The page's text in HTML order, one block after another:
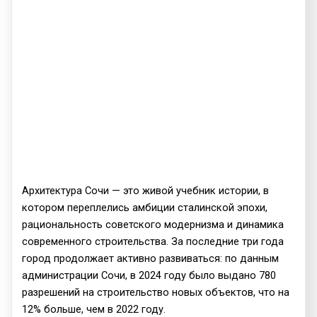
Архитектура Сочи — это живой учебник истории, в
котором переплелись амбиции сталинской эпохи,
рациональность советского модернизма и динамика
современного строительства. За последние три года
город продолжает активно развиваться: по данным
администрации Сочи, в 2024 году было выдано 780
разрешений на строительство новых объектов, что на
12% больше, чем в 2022 году.